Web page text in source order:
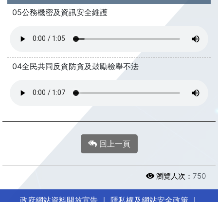
05公務機密及資訊安全維護
04全民共同反貪防貪及鼓勵檢舉不法
回上一頁
瀏覽人次： 750
政府網站資料開放宣告｜ 隱私權及網站安全政策｜